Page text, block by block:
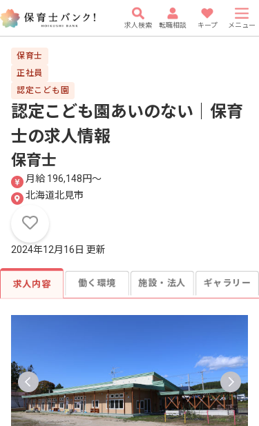
求人検索 転職相談 キープ メニュー
保育士
正社員
認定こども園
認定こども園あいのない｜保育
士の求人情報
保育士
月給 196,148円〜
北海道北見市
2024年12月16日 更新
求人内容 働く環境 施設・法人 ギャラリー